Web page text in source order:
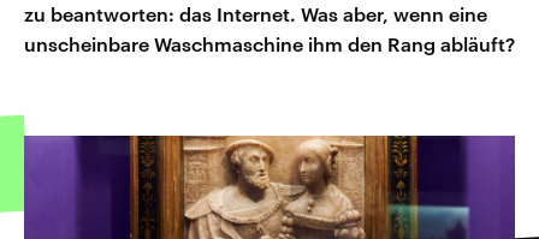
zu beantworten: das Internet. Was aber, wenn eine
unscheinbare Waschmaschine ihm den Rang abläuft?